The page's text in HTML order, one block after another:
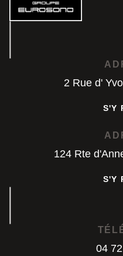
2 Rue d'
S'Y
124 Rte
S'Y
04